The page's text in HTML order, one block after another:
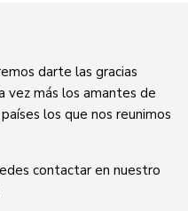
darte las gracias
vez más los amantes de
los que nos reunimos
contactar en nuestro